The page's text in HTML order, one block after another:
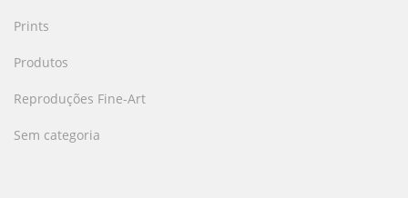
Prints
Produtos
Reproduções Fine-Art
Sem categoria